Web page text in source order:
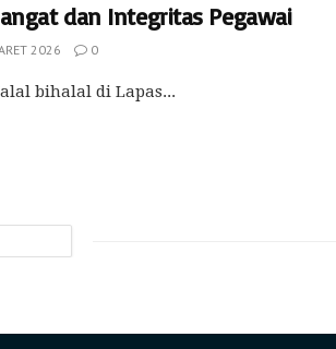
dan Integritas Pegawai
2026 0
bihalal di Lapas...